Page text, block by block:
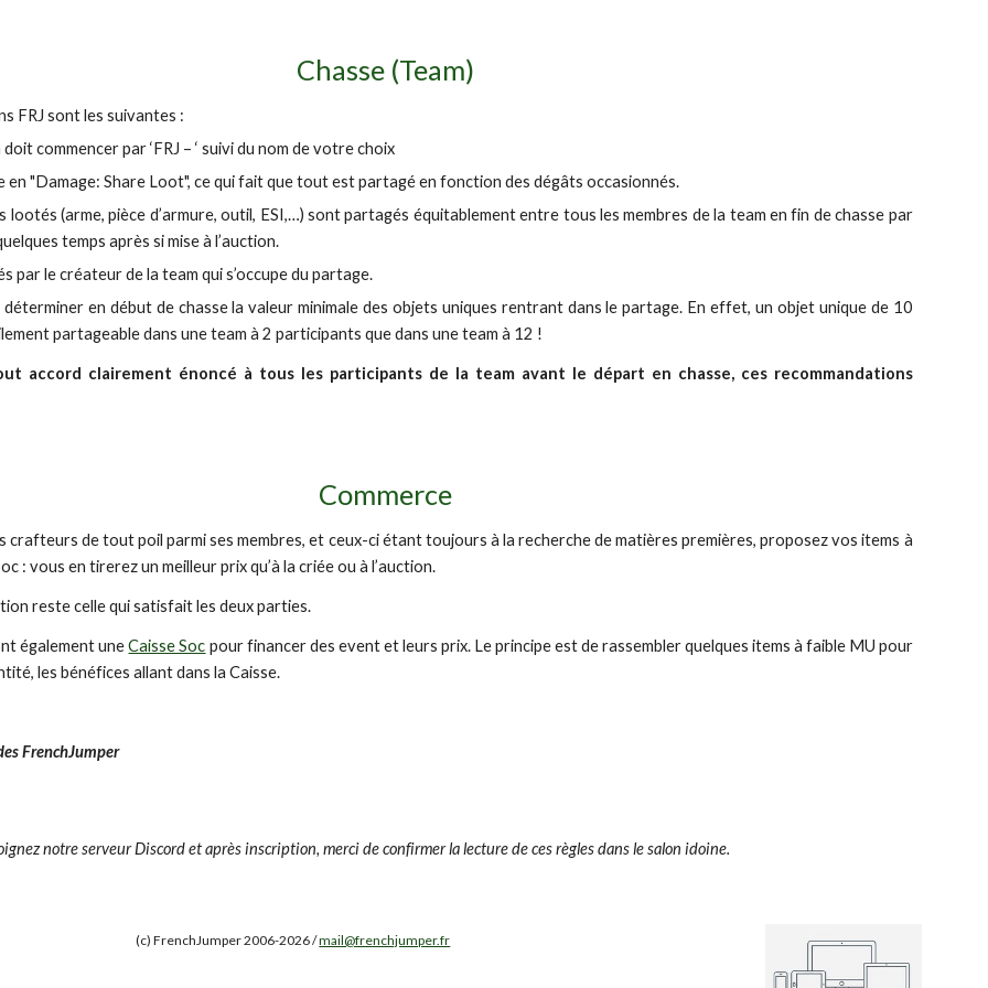
Chasse (Team)
FRJ sont les suivantes :
commencer par ‘FRJ – ‘ suivi du nom de votre choix
en "Damage: Share Loot", ce qui fait que tout est partagé en fonction des dégâts occasionnés.
lootés (arme, pièce d’armure, outil, ESI,…) sont partagés équitablement entre tous les membres de la team en fin de chasse par
temps après si mise à l’auction.
par le créateur de la team qui s’occupe du partage.
en début de chasse la valeur minimale des objets uniques rentrant dans le partage. En effet, un objet unique de 10
partageable dans une team à 2 participants que dans une team à 12 !
accord clairement énoncé à tous les participants de la team avant le départ en chasse, ces recommandations
Commerce
crafteurs de tout poil parmi ses membres, et ceux-ci étant toujours à la recherche de matières premières, proposez vos items à
: vous en tirerez un meilleur prix qu’à la criée ou à l’auction.
reste celle qui satisfait les deux parties.
également uneCaisse Soc pour financer des event et leurs prix. Le principe est de rassembler quelques items à faible MU pour
les bénéfices allant dans la Caisse.
FrenchJumper
notre serveur Discord et après inscription, merci de confirmer la lecture de ces règles dans le salon idoine.
(c) FrenchJumper 2006-2026 /mail@frenchjumper.fr